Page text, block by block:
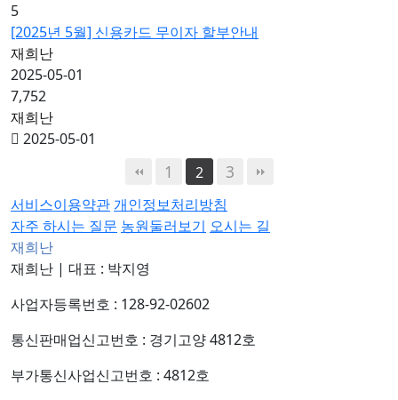
5
[2025년 5월] 신용카드 무이자 할부안내
재희난
2025-05-01
7,752
재희난
2025-05-01
1 2 3
서비스이용약관 개인정보처리방침
자주 하시는 질문 농원둘러보기 오시는 길
재희난
재희난 | 대표 : 박지영
사업자등록번호 : 128-92-02602
통신판매업신고번호 : 경기고양 4812호
부가통신사업신고번호 : 4812호